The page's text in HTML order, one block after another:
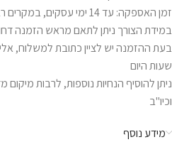
זמן האספקה: עד 14 ימי עסקים, במקרים רבים תיתכן אספקה מוקדמת יותר
במידת הצורך ניתן לתאם מראש הזמנה
בעת ההזמנה יש לציין כתובת למשלוח,
שעות היום
ניתן להוסיף הנחיות נוספות, לרבות
וכיו"ב
מידע נוסף